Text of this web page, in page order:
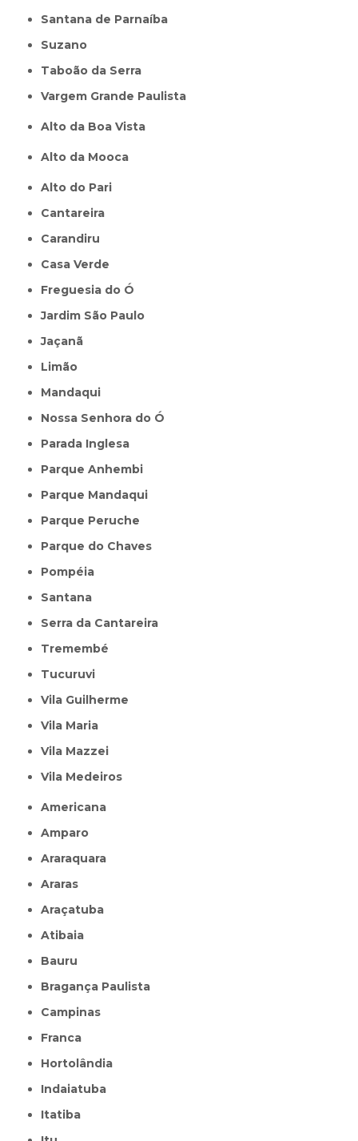
Santana de Parnaíba
Suzano
Taboão da Serra
Vargem Grande Paulista
Alto da Boa Vista
Alto da Mooca
Alto do Pari
Cantareira
Carandiru
Casa Verde
Freguesia do Ó
Jardim São Paulo
Jaçanã
Limão
Mandaqui
Nossa Senhora do Ó
Parada Inglesa
Parque Anhembi
Parque Mandaqui
Parque Peruche
Parque do Chaves
Pompéia
Santana
Serra da Cantareira
Tremembé
Tucuruvi
Vila Guilherme
Vila Maria
Vila Mazzei
Vila Medeiros
Americana
Amparo
Araraquara
Araras
Araçatuba
Atibaia
Bauru
Bragança Paulista
Campinas
Franca
Hortolândia
Indaiatuba
Itatiba